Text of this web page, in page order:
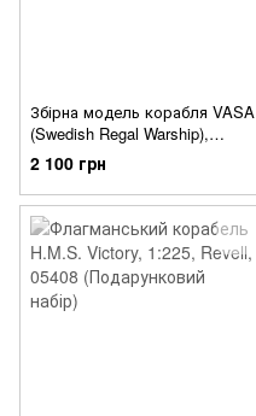
Збірна модель корабля VASA
(Swedish Regal Warship),
1:150, Revell, 05414
2 100 грн